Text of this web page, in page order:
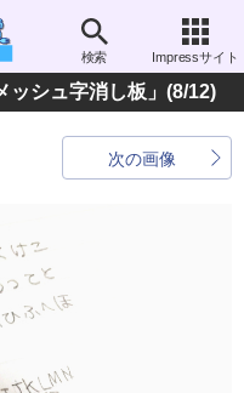
検索 Impressサイト
シュ字消し板」 (8/12)
次の画像